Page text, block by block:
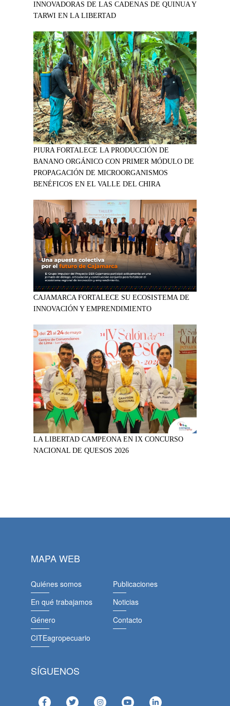
INNOVADORAS DE LAS CADENAS DE QUINUA Y
TARWI EN LA LIBERTAD
PIURA FORTALECE LA PRODUCCIÓN DE
BANANO ORGÁNICO CON PRIMER MÓDULO DE
PROPAGACIÓN DE MICROORGANISMOS
BENÉFICOS EN EL VALLE DEL CHIRA
CAJAMARCA FORTALECE SU ECOSISTEMA DE
INNOVACIÓN Y EMPRENDIMIENTO
LA LIBERTAD CAMPEONA EN IX CONCURSO
NACIONAL DE QUESOS 2026
MAPA WEB
Quiénes somos
En qué trabajamos
Género
CITEagropecuario
Publicaciones
Noticias
Contacto
SÍGUENOS